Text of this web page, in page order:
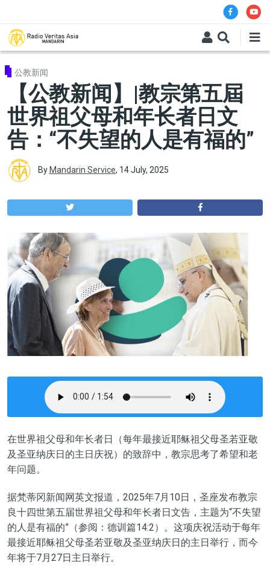
公教新闻
【公教新闻】|教宗第五屆
世界祖父母和年长者日文
告：“不失望的人是有福的”
By Mandarin Service, 14 July, 2025
在世界祖父母和年长者日（每年最接近耶稣祖父母圣若亚敬
及圣亚纳庆日的主日庆祝）的致辞中，教宗思考了希望和老
年问题。
据梵蒂冈新闻网英文报道，2025年7月10日，圣座发布教宗
良十四世第五届世界祖父母和年长者日文告，主题为“不失望
的人是有福的”（参阅：德训篇14:2）。这项庆祝活动于每年
最接近耶稣祖父母圣若亚敬及圣亚纳庆日的主日举行，而今
年将于7月27日主日举行。